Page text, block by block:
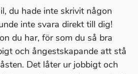
du hade inte skrivit någon
inte svara direkt till dig!
du har, för som du så bra
och ångestskapande att stå
Det låter ur jobbigt och